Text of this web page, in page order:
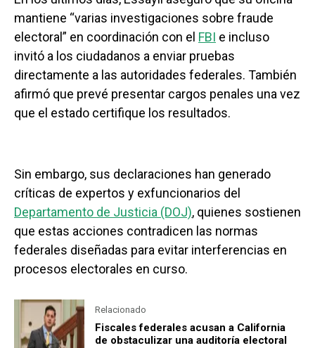
mantiene “varias investigaciones sobre fraude
electoral” en coordinación con el FBI e incluso
invitó a los ciudadanos a enviar pruebas
directamente a las autoridades federales. También
afirmó que prevé presentar cargos penales una vez
que el estado certifique los resultados.
Sin embargo, sus declaraciones han generado
críticas de expertos y exfuncionarios del
Departamento de Justicia (DOJ), quienes sostienen
que estas acciones contradicen las normas
federales diseñadas para evitar interferencias en
procesos electorales en curso.
Relacionado
Fiscales federales acusan a California
de obstaculizar una auditoría electoral